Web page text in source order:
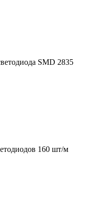
SMD 2835
160 шт/м